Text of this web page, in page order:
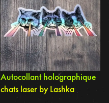
Autocollant holographique
chats laser by Lashka